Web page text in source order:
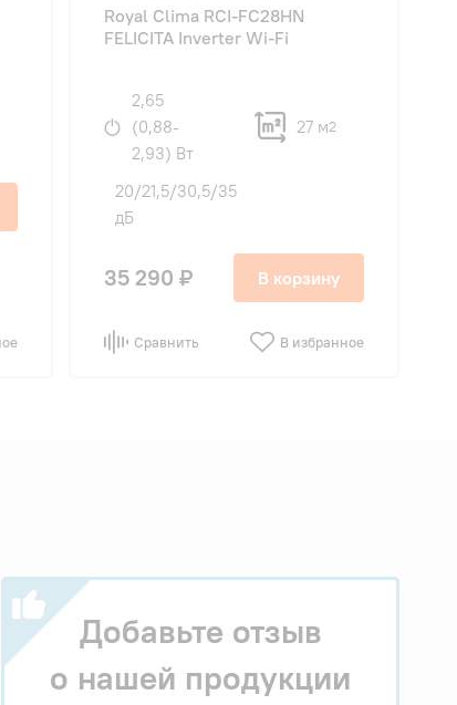
Royal Clima RCI-FC28HN
FELICITA Inverter Wi-Fi
2,65
(0,88-
2,93) Вт
27 м2
20/21,5/30,5/35
дБ
35 290 ₽ В корзину
Сравнить В избранное
Добавьте отзыв
о нашей продукции